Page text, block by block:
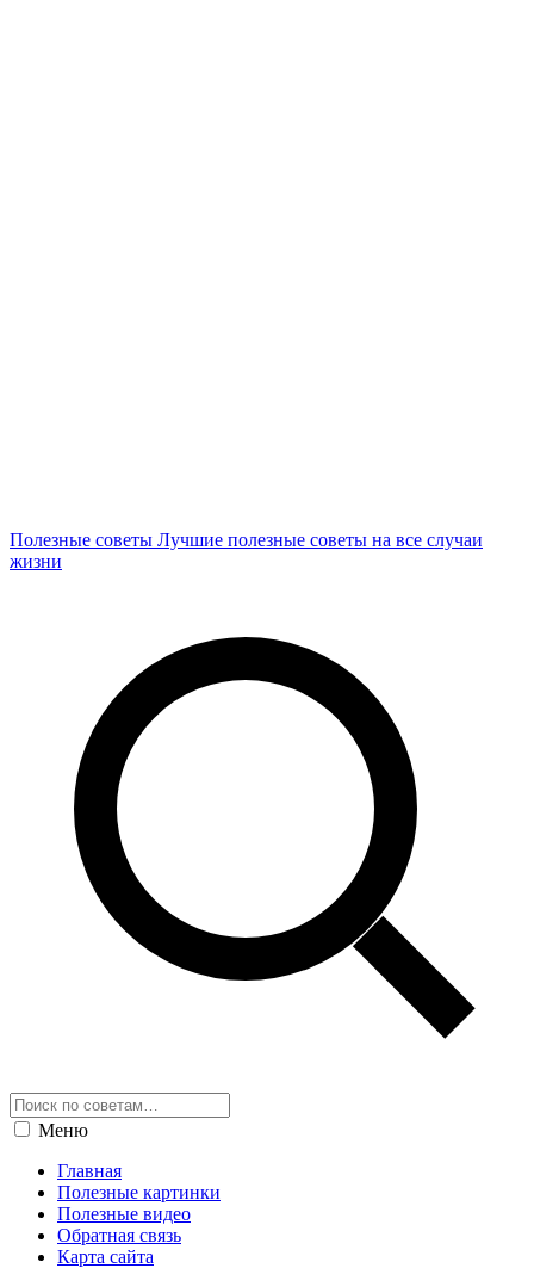
Полезные советы Лучшие полезные советы на все случаи
жизни
Меню
Главная
Полезные картинки
Полезные видео
Обратная связь
Карта сайта